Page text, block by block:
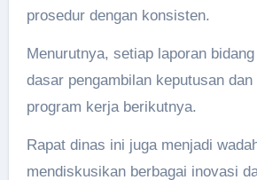
prosedur dengan konsisten.
Menurutnya, setiap laporan
dasar pengambilan keputusan dan
program kerja berikutnya.
Rapat dinas ini juga menjadi
mendiskusikan berbagai inovasi